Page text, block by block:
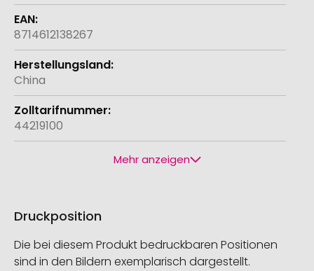
8714612138267
China
44219100
Mehr anzeigen
Druckposition
Die bei diesem Produkt bedruckbaren Positionen
sind in den Bildern exemplarisch dargestellt.